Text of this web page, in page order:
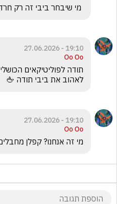
19:10 - 27.06.2026
Oo Oo
לאהוב את ביבי תודה 🖕
19:10 - 27.06.2026
Oo Oo
מי זה אנחנו? קפלן